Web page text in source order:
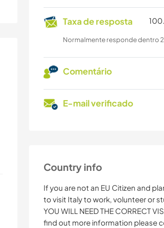
Taxa de resposta
Normalmente responde dentro
Comentário
E-mail verificado
Country info
If you are not an EU Citizen and
to visit Italy to work, volunteer or
YOU WILL NEED THE CORRECT
find out more information please